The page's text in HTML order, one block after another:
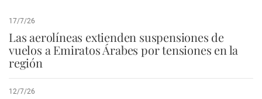
17/7/26
Las aerolíneas extienden suspensiones de
vuelos a Emiratos Árabes por tensiones en la
región
12/7/26